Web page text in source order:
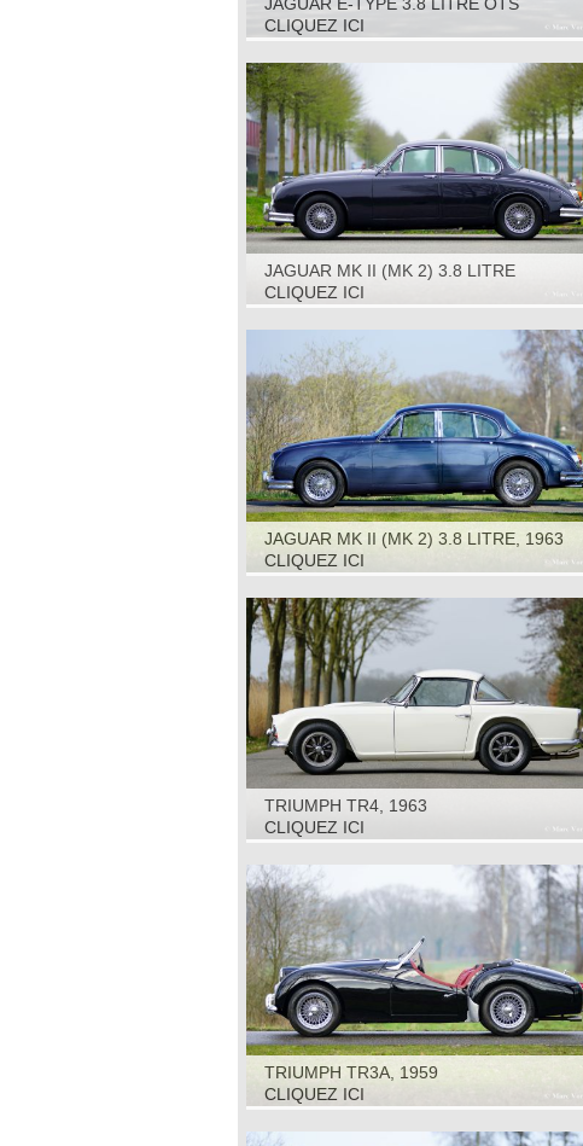
(ROADSTER) S1, 1964
CLIQUEZ ICI
JAGUAR MK II (MK 2) 3.8 LITRE
AUTOMATIC, 1963
CLIQUEZ ICI
JAGUAR MK II (MK 2) 3.8 LITRE, 1963
CLIQUEZ ICI
TRIUMPH TR4, 1963
CLIQUEZ ICI
TRIUMPH TR3A, 1959
CLIQUEZ ICI